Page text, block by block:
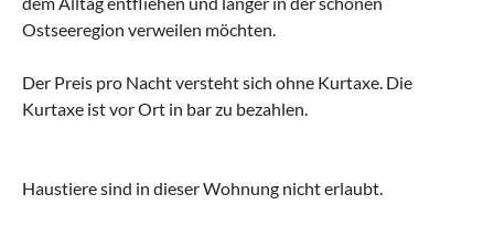
Ostseeregion verweilen möchten.
Der Preis pro Nacht versteht sich ohne Kurtaxe. Die
Kurtaxe ist vor Ort in bar zu bezahlen.
Haustiere sind in dieser Wohnung nicht erlaubt.